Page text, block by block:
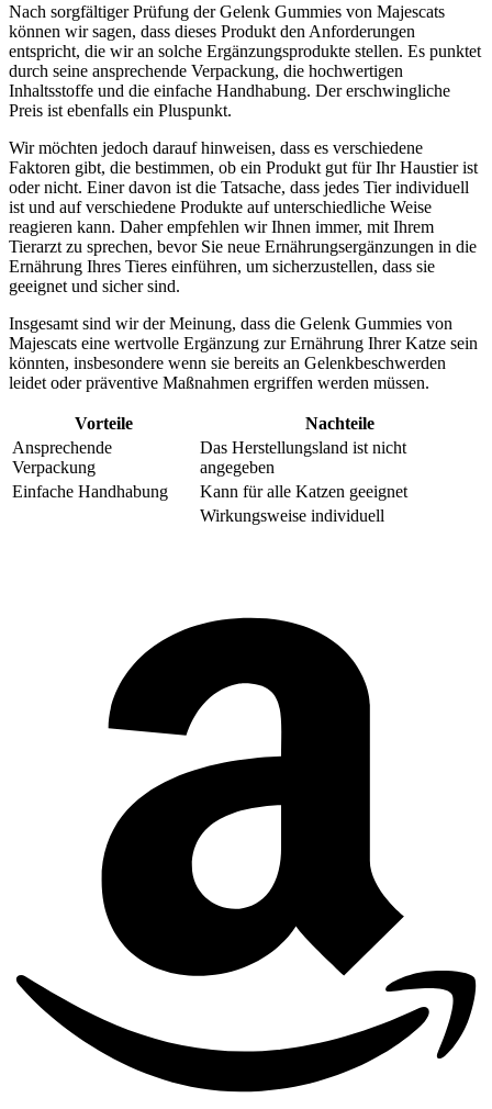
Nach sorgfältiger Prüfung der Gelenk Gummies von Majescats
können wir sagen, dass dieses Produkt den Anforderungen
entspricht, die wir an solche Ergänzungsprodukte stellen. Es punktet
durch seine ansprechende Verpackung, die hochwertigen
Inhaltsstoffe und die einfache Handhabung. Der erschwingliche
Preis ist ebenfalls ein Pluspunkt.
Wir möchten jedoch darauf hinweisen, dass es verschiedene
Faktoren gibt, die bestimmen, ob ein Produkt gut für Ihr Haustier ist
oder nicht. Einer davon ist die Tatsache, dass jedes Tier individuell
ist und auf verschiedene Produkte auf unterschiedliche Weise
reagieren kann. Daher empfehlen wir Ihnen immer, mit Ihrem
Tierarzt zu sprechen, bevor Sie neue Ernährungsergänzungen in die
Ernährung Ihres Tieres einführen, um sicherzustellen, dass sie
geeignet und sicher sind.
Insgesamt sind wir der Meinung, dass die Gelenk Gummies von
Majescats eine wertvolle Ergänzung zur Ernährung Ihrer Katze sein
könnten, insbesondere wenn sie bereits an Gelenkbeschwerden
leidet oder präventive Maßnahmen ergriffen werden müssen.
Vorteile
Nachteile
Ansprechende
Verpackung
Das Herstellungsland ist nicht
angegeben
Einfache Handhabung
Kann für alle Katzen geeignet
Wirkungsweise individuell